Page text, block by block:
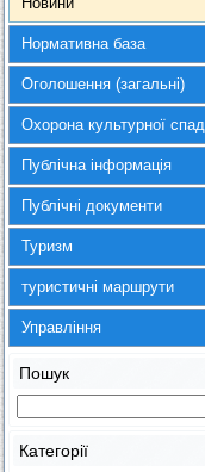
Нормативна база
Оголошення (загальні)
Охорона культурної
Публічна інформація
Публічні документи
Туризм
туристичні маршрути
Управління
Пошук
Категорії